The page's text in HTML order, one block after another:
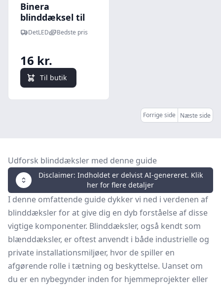
Binera
blinddæksel til
ramme - Sort
grafit,
72x72 mm
DetLED Bedste pris
16 kr.
Til butik
Forrige side Næste side
Udforsk blinddæksler med denne guide
Disclaimer: Indholdet er delvist AI-genereret. Klik
her for flere detaljer
I denne omfattende guide dykker vi ned i verdenen af
blinddæksler for at give dig en dyb forståelse af disse
vigtige komponenter. Blinddæksler, også kendt som
blænddæksler, er oftest anvendt i både industrielle og
private installationsmiljøer, hvor de spiller en
afgørende rolle i tætning og beskyttelse. Uanset om
du er en nybegynder inden for hjemmeprojekter eller